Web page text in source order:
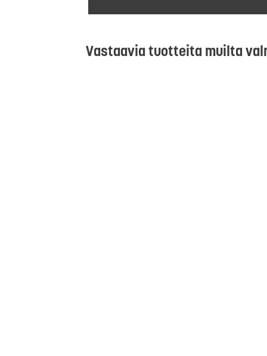
Vastaavia tuotteita muilta